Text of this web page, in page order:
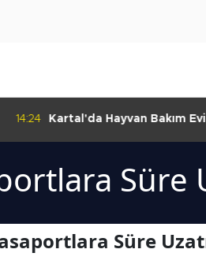
Hayvan Bakım Evi
Süre
Süre